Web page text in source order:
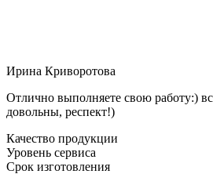
Ирина Криворотова
Отлично выполняете свою работу:)
довольны, респект!)
Качество продукции
Уровень сервиса
Срок изготовления